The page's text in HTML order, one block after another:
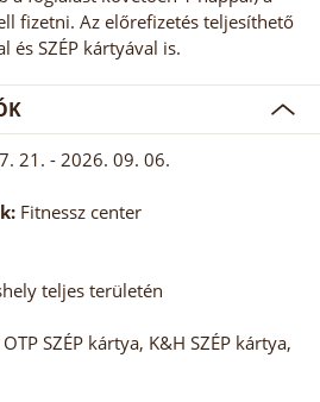
fizetni. Az előrefizetés teljesíthető
és SZÉP kártyával is.
21. - 2026. 09. 06.
Fitnessz center
teljes területén
OTP SZÉP kártya, K&H SZÉP kártya,